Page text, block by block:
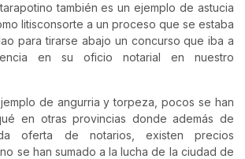
también es un ejemplo de astucia
litisconsorte a un proceso que se estaba
para tirarse abajo un concurso que iba a
en su oficio notarial en nuestro
de angurria y torpeza, pocos se han
en otras provincias donde además de
oferta de notarios, existen precios
se han sumado a la lucha de la ciudad de